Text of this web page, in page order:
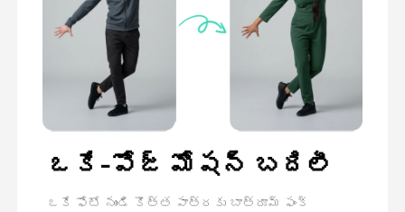
ఒకే-పోజ్ మోషన్ బదిలీ
ఒకే ఫోటో నుండి కొత్త పాత్రకు బాత్రూమ్ ఫంక్